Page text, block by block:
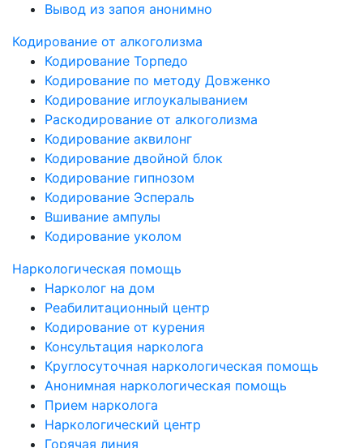
Вывод из запоя анонимно
Кодирование от алкоголизма
Кодирование Торпедо
Кодирование по методу Довженко
Кодирование иглоукалыванием
Раскодирование от алкоголизма
Кодирование аквилонг
Кодирование двойной блок
Кодирование гипнозом
Кодирование Эспераль
Вшивание ампулы
Кодирование уколом
Наркологическая помощь
Нарколог на дом
Реабилитационный центр
Кодирование от курения
Консультация нарколога
Круглосуточная наркологическая помощь
Анонимная наркологическая помощь
Прием нарколога
Наркологический центр
Горячая линия